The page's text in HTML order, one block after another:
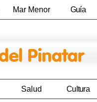
Mar Menor Guía
Salud Cultura